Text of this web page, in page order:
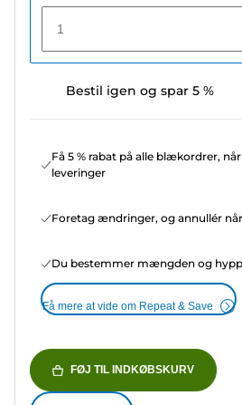
1
Bestil igen og spar 5 %
Få 5 % rabat på alle blækordrer,
leveringer
Foretag ændringer, og annullér
Du bestemmer mængden og
Få mere at vide om Repeat & Save
FØJ TIL INDKØBSKURV